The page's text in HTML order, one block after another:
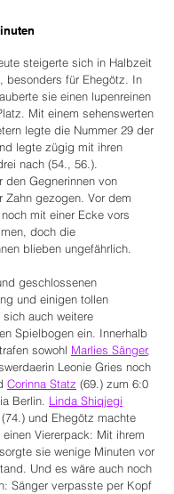
steigerte sich in Halbzeit
besonders für Ehegötz. In
sie einen lupenreinen
Mit einem sehenswerten
legte die Nummer 29 der
legte zügig mit ihren
nach (54., 56.).
den Gegnerinnen von
Zahn gezogen. Vor dem
mit einer Ecke vors
doch die
blieben ungefährlich.
geschlossenen
und einigen tollen
auch weitere
Spielbogen ein. Innerhalb
sowohl Marlies Sänger,
Leonie Gries noch
Corinna Statz (69.) zum 6:0
Berlin. Linda Shiqjegi
und Ehegötz machte
Viererpack: Mit ihrem
sie wenige Minuten vor
Und es wäre auch noch
Sänger verpasste per Kopf